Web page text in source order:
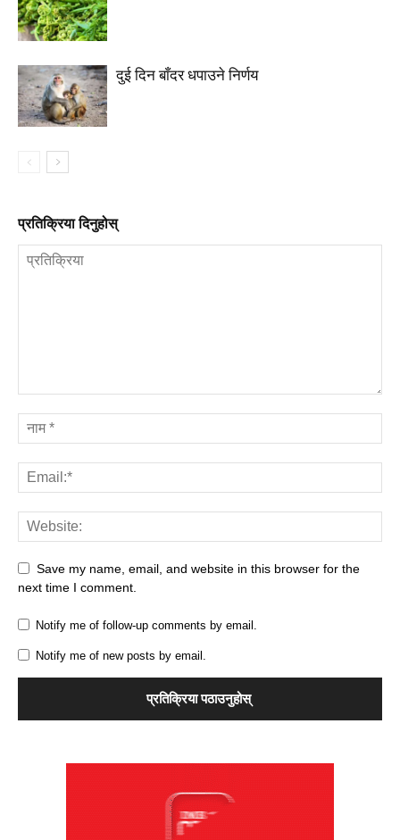
दुई दिन बाँदर धपाउने निर्णय
प्रतिक्रिया दिनुहोस्
Save my name, email, and website in this browser for the
next time I comment.
Notify me of follow-up comments by email.
Notify me of new posts by email.